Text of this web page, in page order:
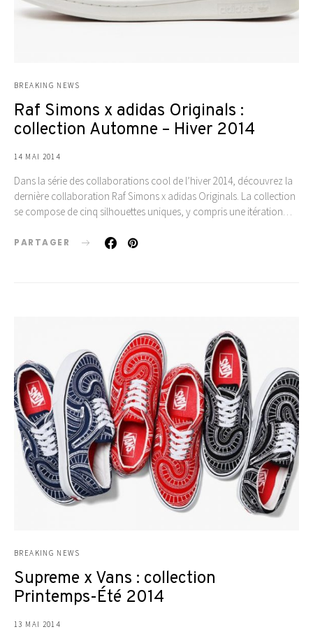
BREAKING NEWS
Raf Simons x adidas Originals :
collection Automne – Hiver 2014
14 MAI 2014
Dans la série des collaborations cool de l’hiver 2014, découvrez la
dernière collaboration Raf Simons x adidas Originals. La collection
se compose de cinq silhouettes uniques, y compris une itération…
PARTAGER
BREAKING NEWS
Supreme x Vans : collection
Printemps-Été 2014
13 MAI 2014